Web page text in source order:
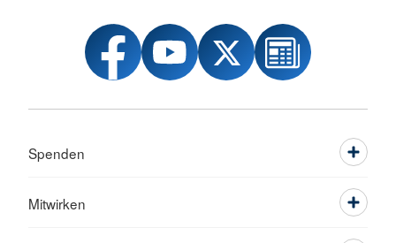
Spenden
Mitwirken